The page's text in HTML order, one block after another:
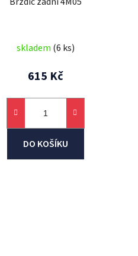
skladem (6 ks)
615 Kč
DO KOŠÍKU